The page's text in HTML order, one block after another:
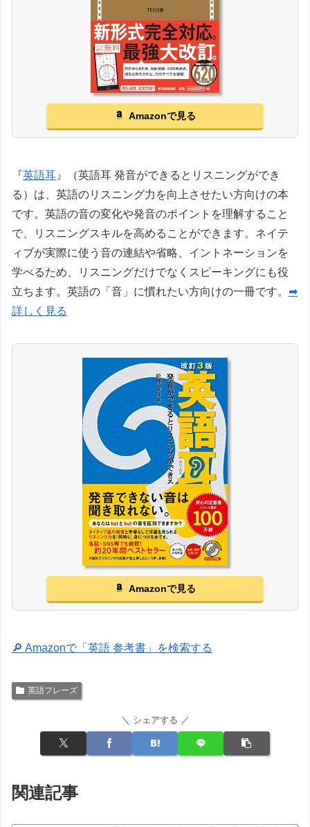
Amazonで見る
『英語耳 』（英語耳 発音ができるとリスニングができ
る）は、英語のリスニング力を向上させたい方向けの本
です。英語の音の変化や発音のポイントを理解すること
で、リスニングスキルを高めることができます。ネイテ
ィブが実際に使う音の連結や省略、イントネーションを
学べるため、リスニングだけでなくスピーキングにも役
立ちます。英語の「音」に慣れたい方向けの一冊です。 ➡
詳しく見る
Amazonで見る
🔎 Amazonで「英語 参考書」を検索する
英語フレーズ
＼ シェアする ／
関連記事